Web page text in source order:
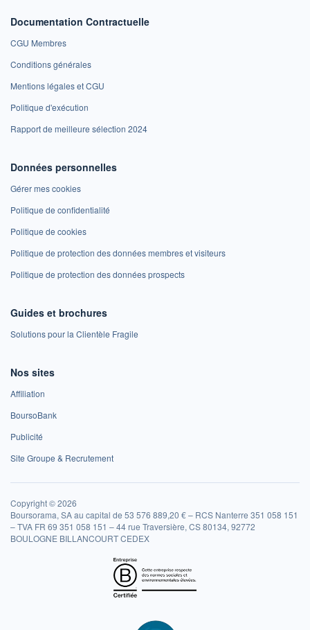
Documentation Contractuelle
CGU Membres
Conditions générales
Mentions légales et CGU
Politique d'exécution
Rapport de meilleure sélection 2024
Données personnelles
Gérer mes cookies
Politique de confidentialité
Politique de cookies
Politique de protection des données membres et visiteurs
Politique de protection des données prospects
Guides et brochures
Solutions pour la Clientèle Fragile
Nos sites
Affiliation
BoursoBank
Publicité
Site Groupe & Recrutement
Copyright © 2026
Boursorama, SA au capital de 53 576 889,20 € – RCS Nanterre 351 058 151
– TVA FR 69 351 058 151 – 44 rue Traversière, CS 80134, 92772
BOULOGNE BILLANCOURT CEDEX